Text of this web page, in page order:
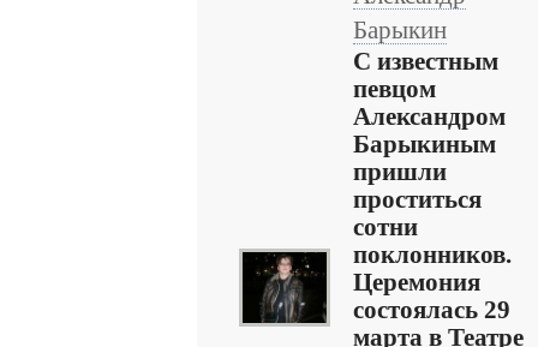
Барыкин
С известным
певцом
Александром
Барыкиным
пришли
проститься
сотни
поклонников.
Церемония
состоялась 29
марта в Театре